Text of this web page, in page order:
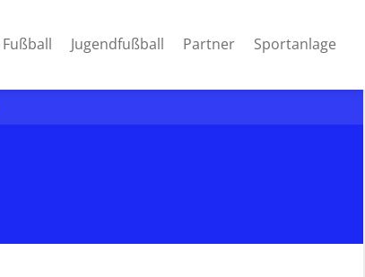
Fußball Jugendfußball Partner Sportanlage